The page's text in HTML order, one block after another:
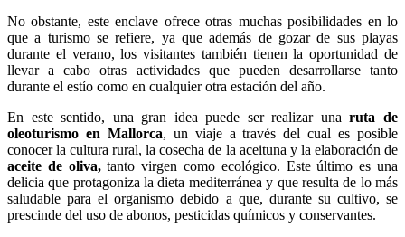
No obstante, este enclave ofrece otras muchas posibilidades en lo
que a turismo se refiere, ya que además de gozar de sus playas
durante el verano, los visitantes también tienen la oportunidad de
llevar a cabo otras actividades que pueden desarrollarse tanto
durante el estío como en cualquier otra estación del año.
En este sentido, una gran idea puede ser realizar unaruta de
oleoturismo en Mallorca, un viaje a través del cual es posible
conocer la cultura rural, la cosecha de la aceituna y la elaboración de
aceite de oliva,tanto virgen como ecológico. Este último es una
delicia que protagoniza la dieta mediterránea y que resulta de lo más
saludable para el organismo debido a que, durante su cultivo, se
prescinde del uso de abonos, pesticidas químicos y conservantes.